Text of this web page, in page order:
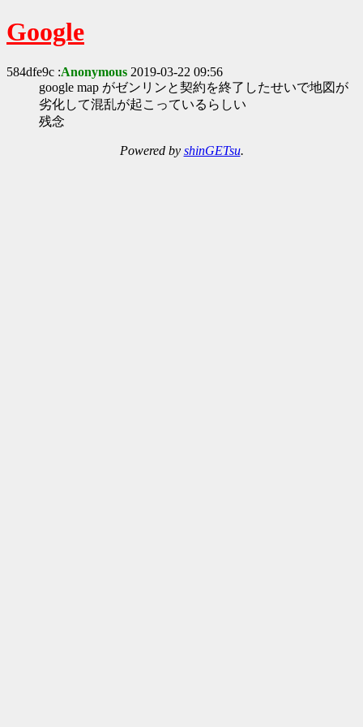
Google
584dfe9c :Anonymous 2019-03-22 09:56
google map がゼンリンと契約を終了したせいで地図が
劣化して混乱が起こっているらしい
残念
Powered by shinGETsu.